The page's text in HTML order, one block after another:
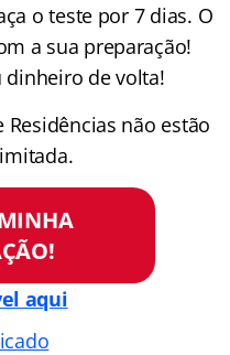
o teste por 7 dias. O
a sua preparação!
dinheiro de volta!
Residências não estão
aqui